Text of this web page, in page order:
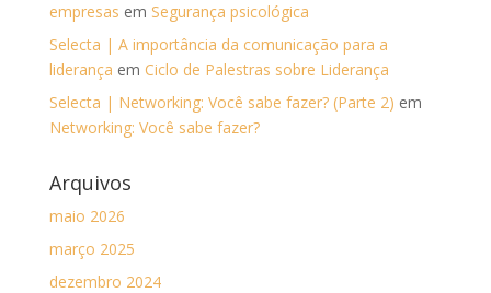
empresas em Segurança psicológica
Selecta | A importância da comunicação para a
liderança em Ciclo de Palestras sobre Liderança
Selecta | Networking: Você sabe fazer? (Parte 2) em
Networking: Você sabe fazer?
Arquivos
maio 2026
março 2025
dezembro 2024